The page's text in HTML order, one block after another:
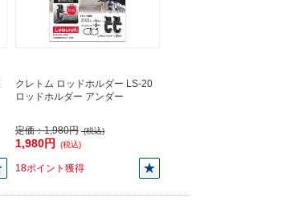
クレトム ロッドホルダー LS-20
ロッドホルダー アンダー
定価：1,980円 (税込)
1,980円 (税込)
18ポイント獲得